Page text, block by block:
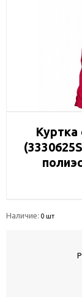
Наличие: 0 шт